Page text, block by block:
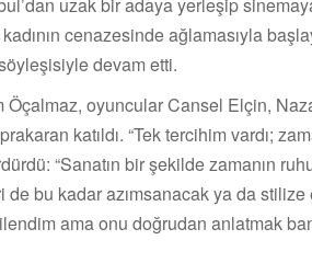
cenazesinde ağlamasıyla
devam etti.
Öçalmaz, oyuncular Cansel Elçin,
katıldı. “Tek tercihim vardı;
“Sanatın bir şekilde zamanın
de bu kadar azımsanacak ya da
ama onu doğrudan anlatmak